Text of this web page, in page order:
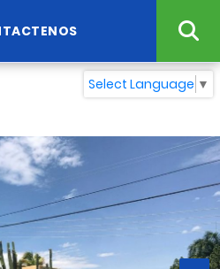
Select Language ▼